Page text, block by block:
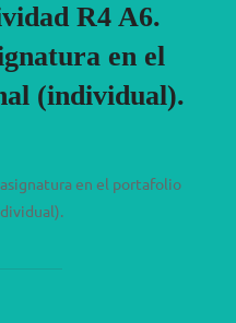
R4 A6.
en el
(individual).
en el portafolio